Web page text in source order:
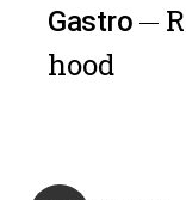
Gastro
hood